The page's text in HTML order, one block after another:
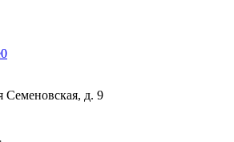
0
Семеновская, д. 9